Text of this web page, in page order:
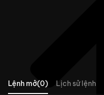
Lệnh mở(0) Lịch sử lệnh